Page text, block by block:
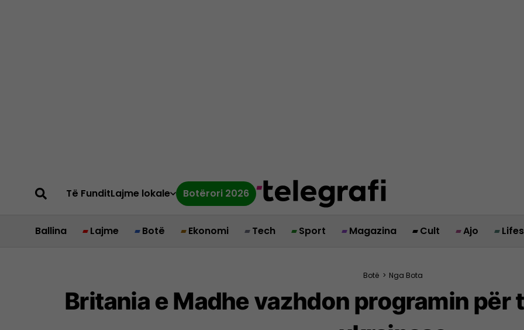
Të FunditLajme lokale Botërori 2026
Ballina Lajme Botë Ekonomi Tech Sport Magazina Cult Ajo
Botë > Nga Bota
Britania e Madhe vazhdon programin për